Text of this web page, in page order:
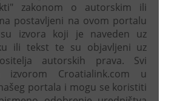
zakonom o autorskim ili
postavljeni na ovom portalu
izvora koji je naveden uz
ili tekst te su objavljeni uz
autorskih prava. Svi
izvorom Croatialink.com u
portala i mogu se koristiti